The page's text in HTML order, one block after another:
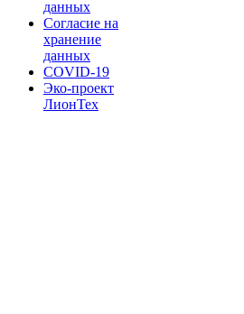
данных
Согласие на
хранение
данных
COVID-19
Эко-проект
ЛионТех